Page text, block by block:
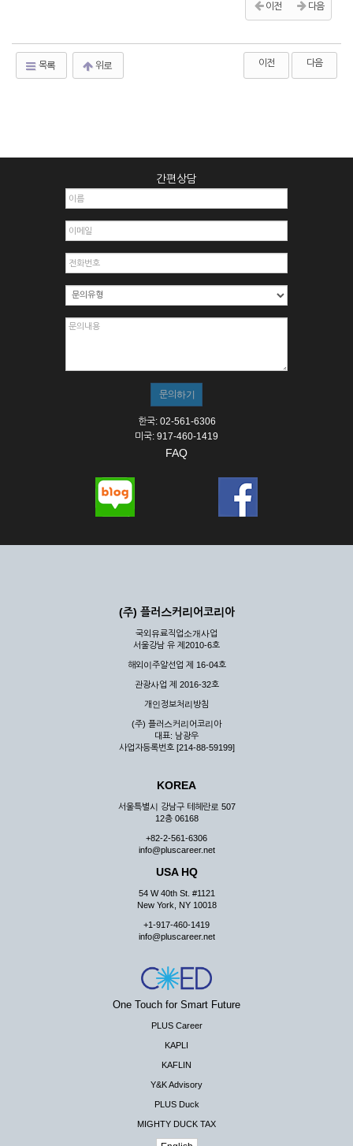
이전 다음
목록 위로 이전 다음
간편상담
한국: 02-561-6306
미국: 917-460-1419
FAQ
(주) 플러스커리어코리아
국외유료직업소개사업
서울강남 유 제2010-6호
해외이주알선업 제 16-04호
관광사업 제 2016-32호
개인정보처리방침
(주) 플러스커리어코리아
대표: 남광우
사업자등록번호 [214-88-59199]
KOREA
서울특별시 강남구 테헤란로 507
12층 06168
+82-2-561-6306
info@pluscareer.net
USA HQ
54 W 40th St. #1121
New York, NY 10018
+1-917-460-1419
info@pluscareer.net
One Touch for Smart Future
PLUS Career
KAPLI
KAFLIN
Y&K Advisory
PLUS Duck
MIGHTY DUCK TAX